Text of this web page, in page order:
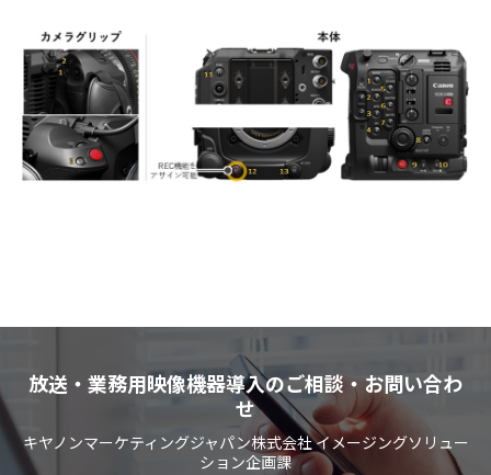
放送・業務用映像機器導入のご相談・お問い合わ
せ
キヤノンマーケティングジャパン株式会社 イメージングソリュー
ション企画課